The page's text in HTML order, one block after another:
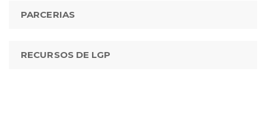
PARCERIAS
RECURSOS DE LGP